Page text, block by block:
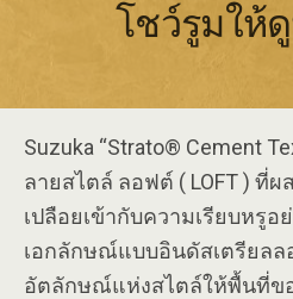
โชว์รูมให้
Suzuka “Strato® Cement
ลายสไตล์ ลอฟต์ ( LOFT ) ที่
เปลือยเข้ากับความเรียบหรูอ
เอกลักษณ์แบบอินดัสเตรียลล
อัตลักษณ์แห่งสไตล์ให้พื้นที่ข